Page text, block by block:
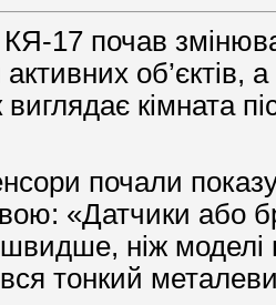
17 почав
активних
кімната
почали
«Датчики або
ніж моделі
тонкий